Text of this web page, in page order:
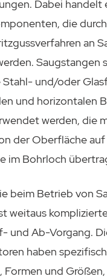
Dabei handelt
die
an
Saugstangen
und/oder
und horizontalen
werden, die
der Oberfläche
im Bohrloch
beim Betrieb von
weitaus
und Ab-Vorgang.
haben
und